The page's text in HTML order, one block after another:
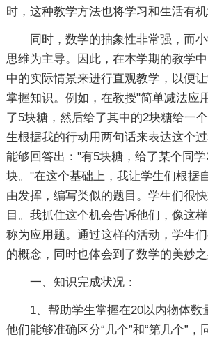
时，这种教学方法也将学习和生活有机
同时，数学的抽象性非常强，而小
思维为主导。因此，在本学期的教学
中的实际情景来进行直观教学，以便
掌握知识。例如，在教授"简单减法应
了5块糖，然后给了其中的2块糖给一
生根据我的行动用两句话来表达这个
能够回答出："有5块糖，给了某个同
块。"在这个基础上，我让学生们根据
由发挥，编写类似的题目。学生们很
目。我抓住这个机会告诉他们，像这
称为应用题。通过这样的活动，学生
的概念，同时也体会到了数学的美妙之
一、知识完成状况：
1、帮助学生掌握在20以内物体数
他们能够准确区分“几个”和“第几个”，